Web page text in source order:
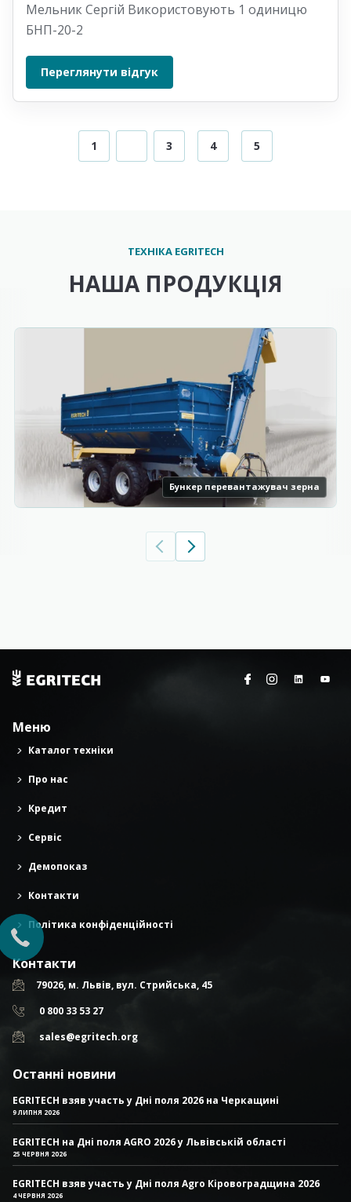
Мельник Сергій Використовують 1 одиницю
БНП-20-2
Переглянути відгук
1 3 4 5
ТЕХНІКА EGRITECH
НАША ПРОДУКЦІЯ
Бункер перевантажувач зерна
Меню
Каталог техніки
Про нас
Кредит
Сервіс
Демопоказ
Контакти
Політика конфіденційності
Контакти
79026, м. Львів, вул. Стрийська, 45
0 800 33 53 27
sales@egritech.org
Останні новини
EGRITECH взяв участь у Дні поля 2026 на Черкащині
9 ЛИПНЯ 2026
EGRITECH на Дні поля AGRO 2026 у Львівській області
25 ЧЕРВНЯ 2026
EGRITECH взяв участь у Дні поля Agro Кіровоградщина 2026
4 ЧЕРВНЯ 2026